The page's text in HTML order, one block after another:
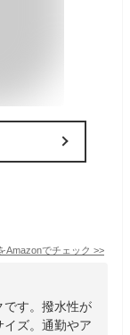
Amazonでチェック >>
です。撥水性が
ズ。通勤やア